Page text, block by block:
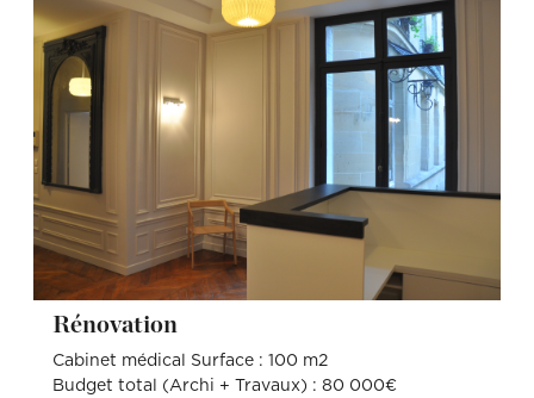
Rénovation
Cabinet médical Surface : 100 m2
Budget total (Archi + Travaux) : 80 000€